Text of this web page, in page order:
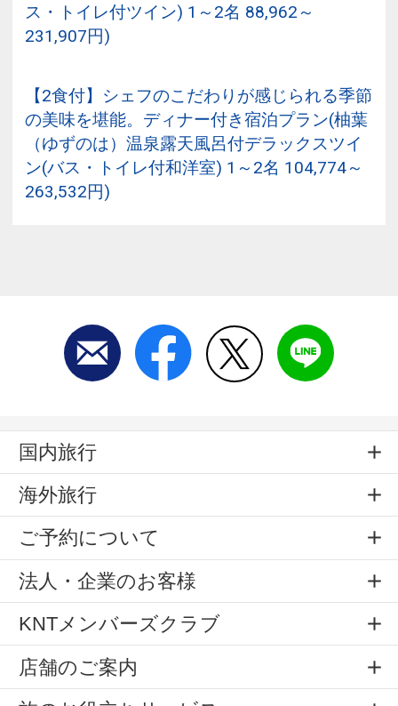
ス・トイレ付ツイン) 1～2名 88,962～
231,907円)
【2食付】シェフのこだわりが感じられる季節
の美味を堪能。ディナー付き宿泊プラン(柚葉
（ゆずのは）温泉露天風呂付デラックスツイ
ン(バス・トイレ付和洋室) 1～2名 104,774～
263,532円)
国内旅行
海外旅行
ご予約について
法人・企業のお客様
KNTメンバーズクラブ
店舗のご案内